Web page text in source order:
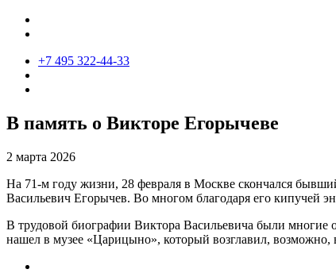
+7 495 322-44-33
В память о Викторе Егорычеве
2 марта 2026
На 71-м году жизни, 28 февраля в Москве скончался
Васильевич Егорычев. Во многом благодаря его кипучей
В трудовой биографии Виктора Васильевича были многие
нашел в музее «Царицыно», который возглавил, возможно,